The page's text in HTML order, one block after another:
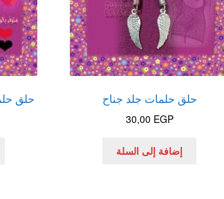
حلق حلمات جلد جناح
30,00 EGP
إضافة إلى السلة
حلق